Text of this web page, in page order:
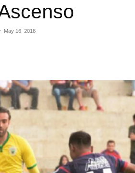
May 16, 2018